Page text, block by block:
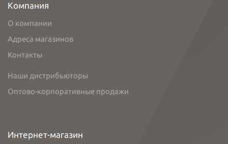
Компания
О компании
Адреса магазинов
Контакты
Наши дистрибьюторы
Оптово-корпоративные продажи
Интернет-магазин